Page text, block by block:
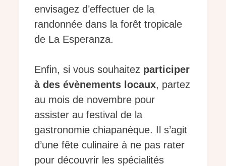
envisagez d’effectuer de la
randonnée dans la forêt tropicale
de La Esperanza.
Enfin, si vous souhaitez participer
à des évènements locaux, partez
au mois de novembre pour
assister au festival de la
gastronomie chiapanèque. Il s’agit
d’une fête culinaire à ne pas rater
pour découvrir les spécialités